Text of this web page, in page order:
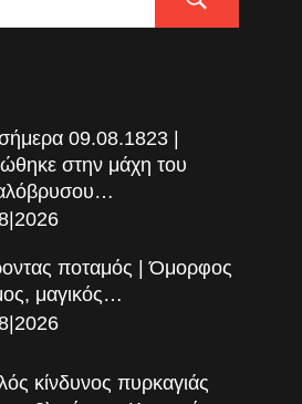
09.08.1823 |
στην μάχη του
ποταμός | Όμορφος
μαγικός…
κίνδυνος πυρκαγιάς